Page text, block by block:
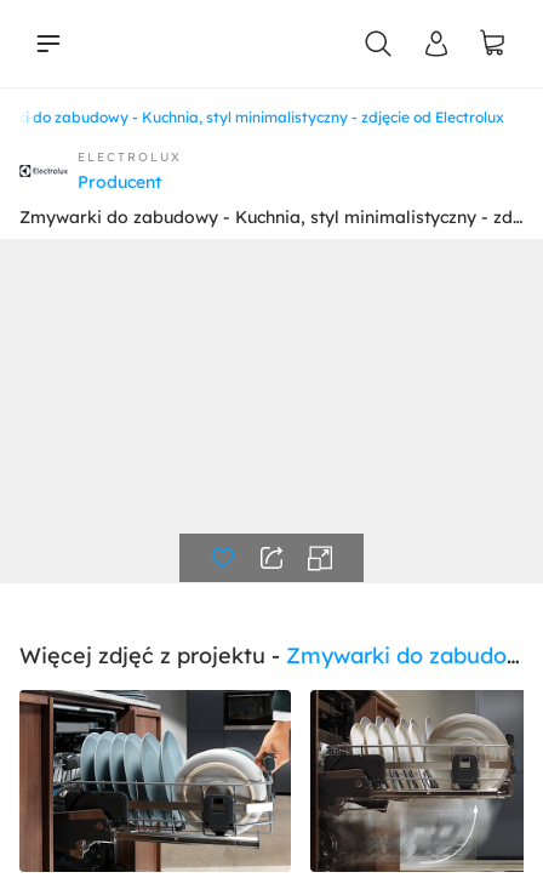
do zabudowy - Kuchnia, styl minimalistyczny - zdjęcie od Electrolux
ELECTROLUX
Producent
Zmywarki do zabudowy - Kuchnia, styl minimalistyczny - zdjęcie od Electrolux
Więcej zdjęć z projektu - Zmywarki do zabudowy